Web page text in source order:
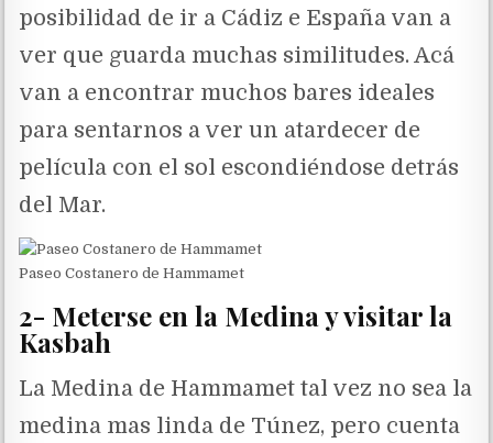
posibilidad de ir a Cádiz e España van a
ver que guarda muchas similitudes. Acá
van a encontrar muchos bares ideales
para sentarnos a ver un atardecer de
película con el sol escondiéndose detrás
del Mar.
Paseo Costanero de Hammamet
2- Meterse en la Medina y visitar la
Kasbah
La Medina de Hammamet tal vez no sea la
medina mas linda de Túnez, pero cuenta